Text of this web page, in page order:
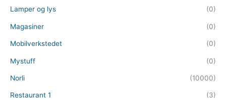
Lamper og lys (0)
Magasiner (0)
Mobilverkstedet (0)
Mystuff (0)
Norli (10000)
Restaurant 1 (3)